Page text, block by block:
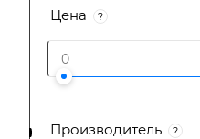
Цена ?
Производитель ?